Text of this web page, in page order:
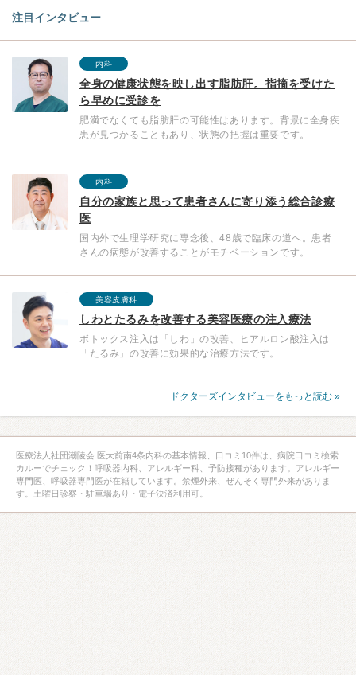
注目インタビュー
内科
全身の健康状態を映し出す脂肪肝。指摘を受けた
ら早めに受診を
肥満でなくても脂肪肝の可能性はあります。背景に全身疾
患が見つかることもあり、状態の把握は重要です。
内科
自分の家族と思って患者さんに寄り添う総合診療
医
国内外で生理学研究に専念後、48歳で臨床の道へ。患者
さんの病態が改善することがモチベーションです。
美容皮膚科
しわとたるみを改善する美容医療の注入療法
ボトックス注入は「しわ」の改善、ヒアルロン酸注入は
「たるみ」の改善に効果的な治療方法です。
ドクターズインタビューをもっと読む »
医療法人社団潮陵会 医大前南4条内科の基本情報、口コミ10件は、病院口コミ検索
カルーでチェック！呼吸器内科、アレルギー科、予防接種があります。アレルギー
専門医、呼吸器専門医が在籍しています。禁煙外来、ぜんそく専門外来がありま
す。土曜日診察・駐車場あり・電子決済利用可。